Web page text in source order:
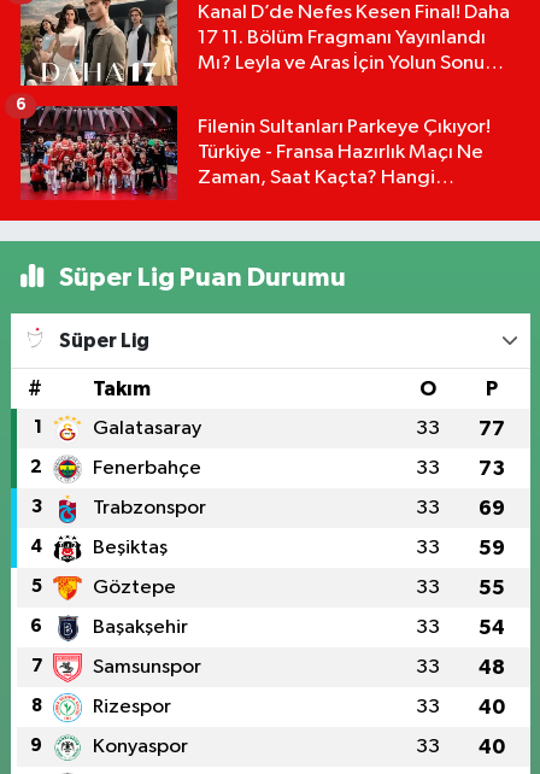
Kanal D’de Nefes Kesen Final! Daha
17 11. Bölüm Fragmanı Yayınlandı
Mı? Leyla ve Aras İçin Yolun Sonu
Filenin Sultanları Parkeye Çıkıyor!
Türkiye - Fransa Hazırlık Maçı Ne
Zaman, Saat Kaçta? Hangi
6
Süper Lig Puan Durumu
Süper Lig
# Takım O P
1 Galatasaray 33 77
2 Fenerbahçe 33 73
3 Trabzonspor 33 69
4 Beşiktaş 33 59
5 Göztepe 33 55
6 Başakşehir 33 54
7 Samsunspor 33 48
8 Rizespor 33 40
9 Konyaspor 33 40